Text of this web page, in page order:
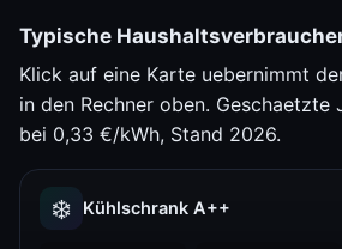
Typische
Klick auf eine Karte uebernimmt
in den Rechner oben.
bei 0,33 €/kWh, Stand 2026.
❄️ Kühlschrank A++